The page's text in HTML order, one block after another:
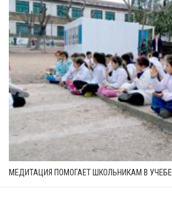
МЕДИТАЦИЯ ПОМОГАЕТ ШКОЛЬНИКАМ В УЧЕБЕ